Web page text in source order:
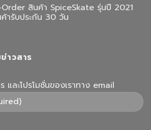
การ
รับ
สินค้า
สินค้า SpiceSkate รุ่นปี 2021
ารับประกัน 30 วัน
ก
าวสาร
และโปรโมชั่นของเราทาง email